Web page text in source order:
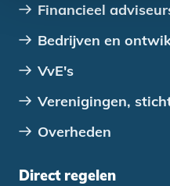
Financieel
Bedrijven en
VvE's
Verenigingen,
Overheden
Direct regelen